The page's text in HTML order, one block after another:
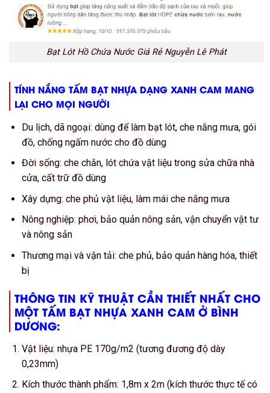
Bạt Lót Hồ Chứa Nước Giá Rẻ Nguyễn Lê Phát
TÍNH NẮNG TẤM BẠT NHỰA DẠNG XANH CAM MANG
LẠI CHO MỌI NGƯỜI
Du lịch, dã ngoại: dùng để làm bạt lót, che nắng mưa, gói
đồ, chống ngấm nước cho đồ dùng
Đời sống: che chắn, lót chứa vật liệu trong sửa chữa nhà
cửa, cất trữ đồ dùng
Xây dựng: che phủ vật liệu, làm mái che nắng mưa
Nông nghiệp: phơi, bảo quản nông sản, vận chuyển vật tư
và nông sản
Thương mại và vận tải: che phủ, bảo quản hàng hóa, thiết
bị
THÔNG TIN KỸ THUẬT CẦN THIẾT NHẤT CHO
MỘT TẤM BẠT NHỰA XANH CAM Ở BÌNH
DƯƠNG:
Vật liệu: nhựa PE 170g/m2 (tương đương độ dày
0,23mm)
Kích thước thành phẩm: 1,8m x 2m (kích thước thực tế có